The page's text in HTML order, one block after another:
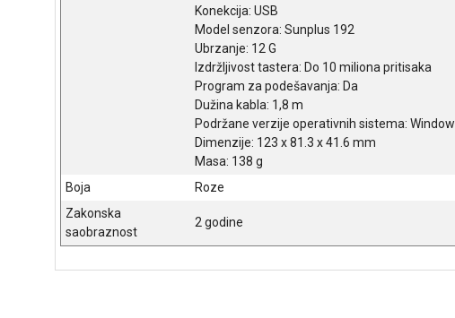
Konekcija: USB
Model senzora: Sunplus 192
Ubrzanje: 12 G
Izdržljivost tastera: Do 10 miliona pritisaka
Program za podešavanja: Da
Dužina kabla: 1,8 m
Podržane verzije operativnih sistema:
Dimenzije: 123 x 81.3 x 41.6 mm
Masa: 138 g
Boja
Roze
Zakonska
saobraznost
2 godine